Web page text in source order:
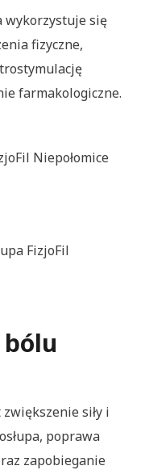
wykorzystuje się
fizyczne,
farmakologiczne.
zwiększenie siły i
poprawa
zapobieganie